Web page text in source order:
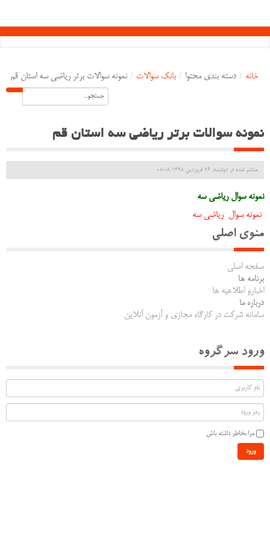
خانه / دسته بندی محتوا / بانک سوالات / نمونه سوالات برتر ریاضی سه استان قم
نمونه سوالات برتر ریاضی سه استان قم
منتشر شده در دوشنبه, 26 فروردين 1398 08:08
نمونه سوال ریاضی سه
نمونه سوال ریاضی سه
منوی اصلی
صفحه اصلی
برنامه ها
اخبارو اطلاعیه ها
درباره ما
سامانه شرکت در کارگاه مجازی و آزمون آنلاین
ورود سرگروه
مرا بخاطر داشته باش
ورود